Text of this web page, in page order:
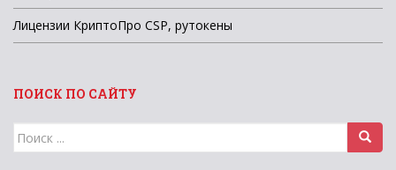
Лицензии КриптоПро CSP, рутокены
ПОИСК ПО САЙТУ
Поиск
для: